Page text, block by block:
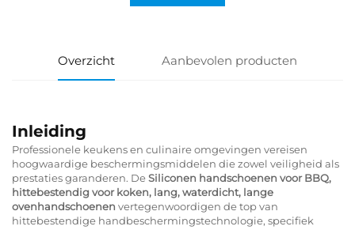
Overzicht Aanbevolen producten
Inleiding
Professionele keukens en culinaire omgevingen vereisen
hoogwaardige beschermingsmiddelen die zowel veiligheid als
prestaties garanderen. DeSiliconen handschoenen voor BBQ,
hittebestendig voor koken, lang, waterdicht, lange
ovenhandschoenen vertegenwoordigen de top van
hittebestendige handbeschermingstechnologie, specifiek